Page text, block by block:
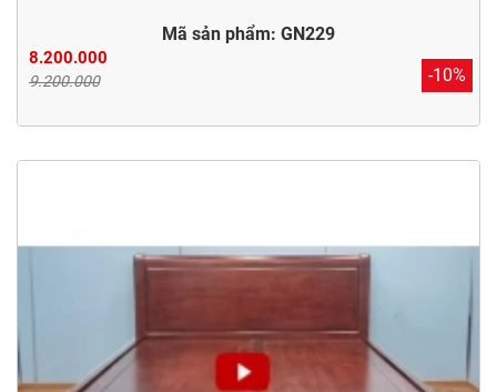
Mã sản phẩm: GN229
8.200.000
9.200.000 -10%